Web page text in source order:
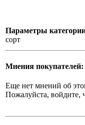
Параметры
сорт
Мнения покупателей:
Еще нет мнений об
Пожалуйста, войдите,